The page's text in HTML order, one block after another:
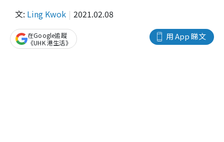
文: Ling Kwok 2021.02.08
用 App 睇文
在Google追蹤
《UHK 港生活》